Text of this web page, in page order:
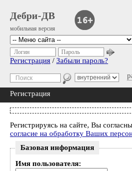
Дебри-ДВ
мобильная версия
Логин Пароль
Регистрация / Забыли пароль?
Регистрация
Регистрируясь на сайте, Вы
согласие на обработку Ваших
Базовая информация
Имя пользователя: